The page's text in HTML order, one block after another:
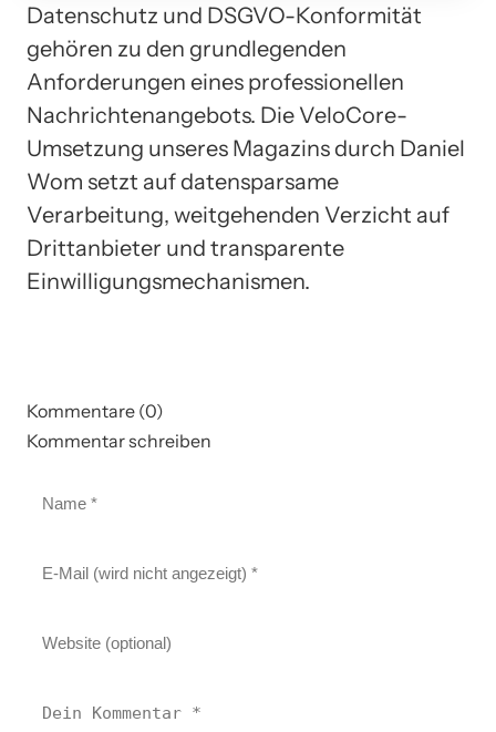
Datenschutz und DSGVO-Konformität
gehören zu den grundlegenden
Anforderungen eines professionellen
Nachrichtenangebots. Die VeloCore-
Umsetzung unseres Magazins durch Daniel
Wom setzt auf datensparsame
Verarbeitung, weitgehenden Verzicht auf
Drittanbieter und transparente
Einwilligungsmechanismen.
Kommentare (0)
Kommentar schreiben